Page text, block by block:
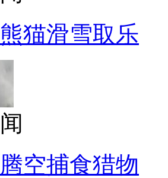
猫滑雪取乐
空捕食猎物